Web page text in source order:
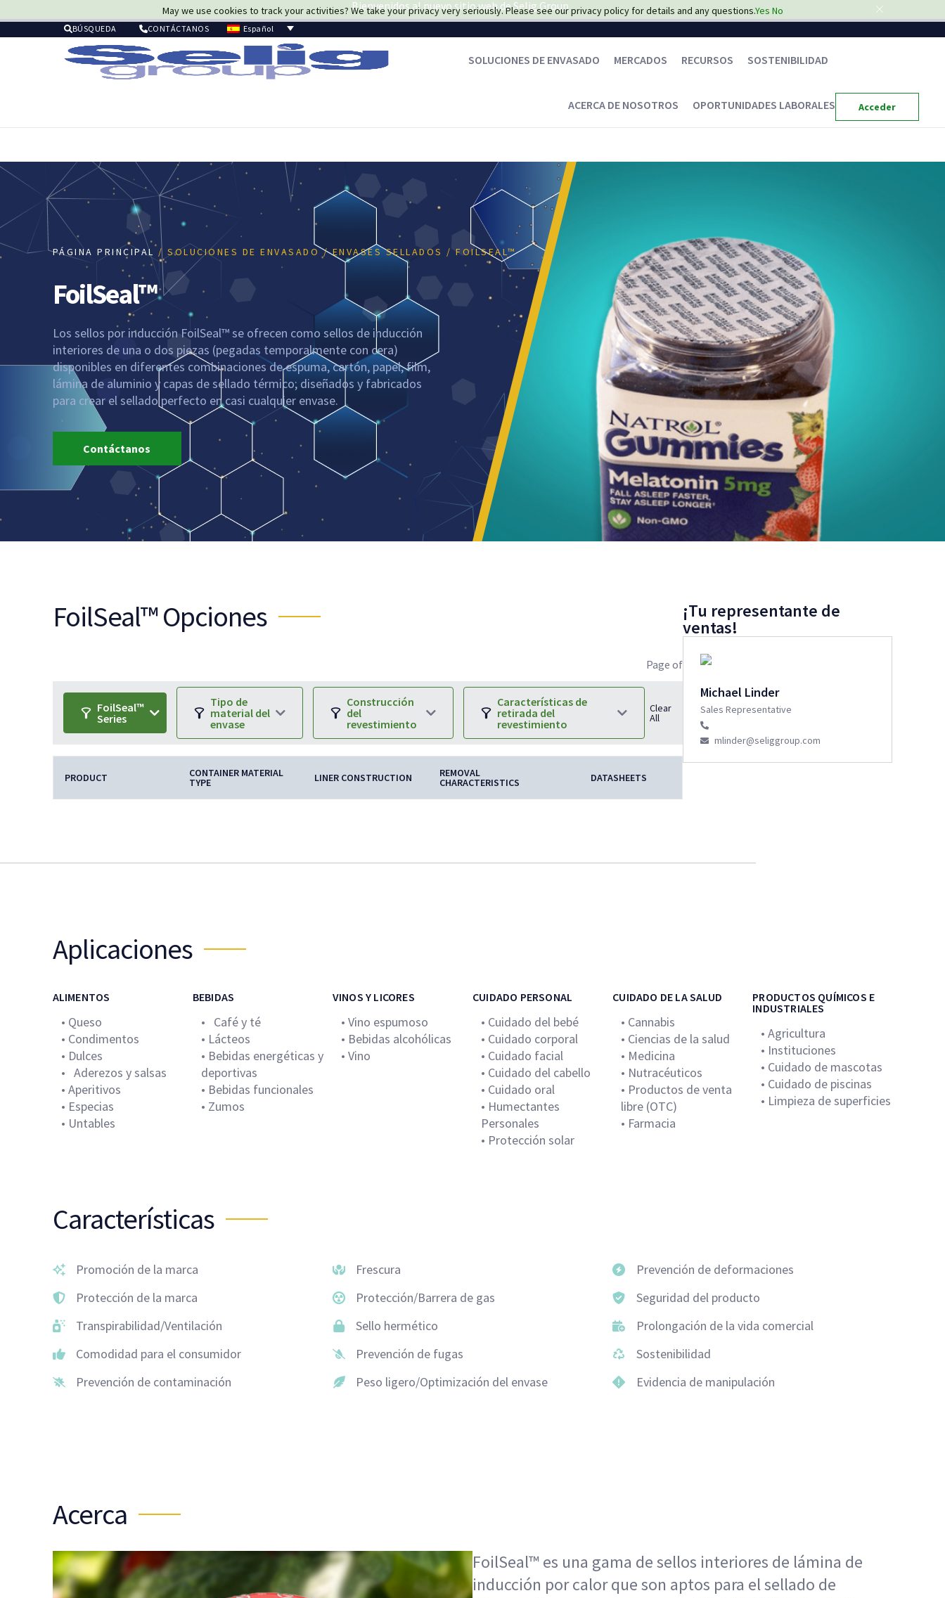
Bienvenidos al nuevo sitio web de Selig Group
BÚSQUEDA CONTÁCTANOS Español
SOLUCIONES DE ENVASADO MERCADOS RECURSOS SOSTENIBILIDAD
ACERCA DE NOSOTROS OPORTUNIDADES LABORALES Acceder
PÁGINA PRINCIPAL / SOLUCIONES DE ENVASADO/ ENVASES SELLADOS / FOILSEAL™
FoilSeal™
Los sellos por inducción FoilSeal™ se ofrecen como sellos de inducción
interiores de una o dos piezas (pegadas temporalmente con cera)
disponibles en diferentes combinaciones de espuma, cartón, papel, film,
lámina de aluminio y capas de sellado térmico; diseñados y fabricados
para crear el sellado perfecto en casi cualquier envase.
Contáctanos
FoilSeal™ Opciones
Page of
FoilSeal™
Series
Tipo de
material del
envase
Construcción
del
revestimiento
Características de
retirada del
revestimiento
Clear
All
PRODUCT CONTAINER MATERIAL
TYPE LINER CONSTRUCTION REMOVAL
CHARACTERISTICS DATASHEETS
¡Tu representante de
ventas!
Michael Linder
Sales Representative
mlinder@seliggroup.com
Aplicaciones
ALIMENTOS
• Queso
• Condimentos
• Dulces
• Aderezos y salsas
• Aperitivos
• Especias
• Untables
BEBIDAS
• Café y té
• Lácteos
• Bebidas energéticas y
deportivas
• Bebidas funcionales
• Zumos
VINOS Y LICORES
• Vino espumoso
• Bebidas alcohólicas
• Vino
CUIDADO PERSONAL
• Cuidado del bebé
• Cuidado corporal
• Cuidado facial
• Cuidado del cabello
• Cuidado oral
• Humectantes
Personales
• Protección solar
CUIDADO DE LA SALUD
• Cannabis
• Ciencias de la salud
• Medicina
• Nutracéuticos
• Productos de venta
libre (OTC)
• Farmacia
PRODUCTOS QUÍMICOS E
INDUSTRIALES
• Agricultura
• Instituciones
• Cuidado de mascotas
• Cuidado de piscinas
• Limpieza de superficies
Características
Promoción de la marca
Protección de la marca
Transpirabilidad/Ventilación
Comodidad para el consumidor
Prevención de contaminación
Frescura
Protección/Barrera de gas
Sello hermético
Prevención de fugas
Peso ligero/Optimización del envase
Prevención de deformaciones
Seguridad del producto
Prolongación de la vida comercial
Sostenibilidad
Evidencia de manipulación
Acerca
FoilSeal™ es una gama de sellos interiores de lámina de
inducción por calor que son aptos para el sellado de
May we use cookies to track your activities? We take your privacy very seriously. Please see our privacy policy for details and any questions.Yes No